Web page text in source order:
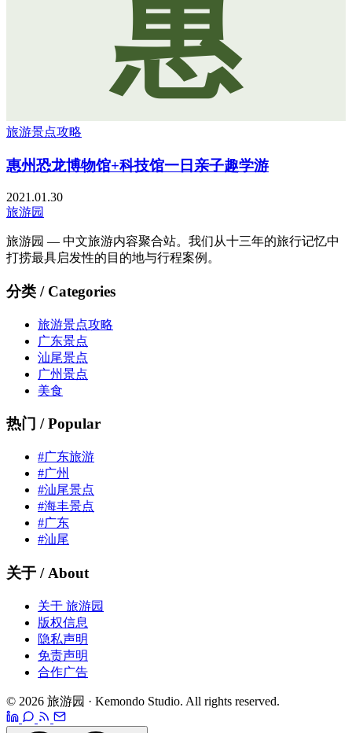
惠
旅游景点攻略
惠州恐龙博物馆+科技馆一日亲子趣学游
2021.01.30
旅游园
旅游园 — 中文旅游内容聚合站。我们从十三年的旅行记忆中
打捞最具启发性的目的地与行程案例。
分类 / Categories
旅游景点攻略
广东景点
汕尾景点
广州景点
美食
热门 / Popular
#广东旅游
#广州
#汕尾景点
#海丰景点
#广东
#汕尾
关于 / About
关于 旅游园
版权信息
隐私声明
免责声明
合作广告
© 2026 旅游园 · Kemondo Studio. All rights reserved.